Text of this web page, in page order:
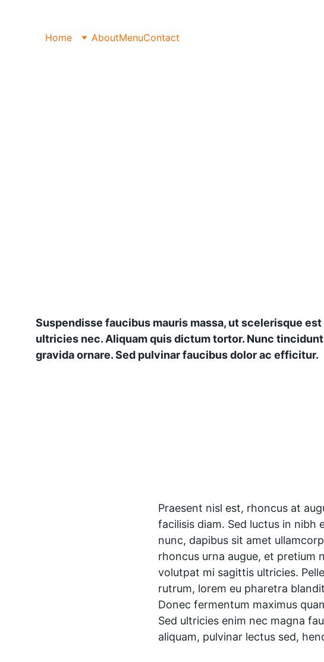
Home AboutMenuContact
Suspendisse faucibus mauris massa, ut scelerisque est
ultricies nec. Aliquam quis dictum tortor. Nunc tincidunt
gravida ornare. Sed pulvinar faucibus dolor ac efficitur.
Praesent nisl est, rhoncus at
facilisis diam. Sed luctus in nibh
nunc, dapibus sit amet
rhoncus urna augue, et pretium
volutpat mi sagittis ultricies.
rutrum, lorem eu pharetra
Donec fermentum maximus
Sed ultricies enim nec magna
aliquam, pulvinar lectus sed,